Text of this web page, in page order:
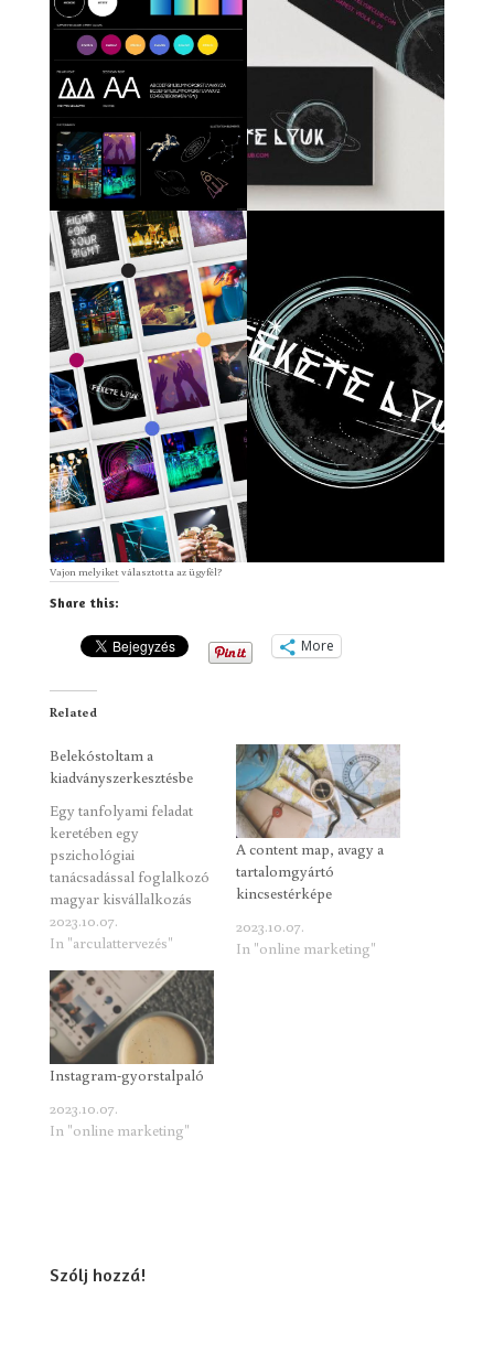
Vajon melyiket választotta az ügyfél?
Share this:
More
Related
Belekóstoltam a
kiadványszerkesztésbe
Egy tanfolyami feladat
keretében egy
pszichológiai
tanácsadással foglalkozó
magyar kisvállalkozás
számára terveztem
arculatot, plakátot egy
valamint könyvborítókat
is. Meglehetősen
komplex feladat volt, de
remek tapasztalatnak
bizonyult, mire az
magam.
2023.10.07.
In "arculattervezés"
A content map, avagy a
tartalomgyártó
kincsestérképe
2023.10.07.
In "online marketing"
Instagram-gyorstalpaló
2023.10.07.
In "online marketing"
Szólj hozzá!